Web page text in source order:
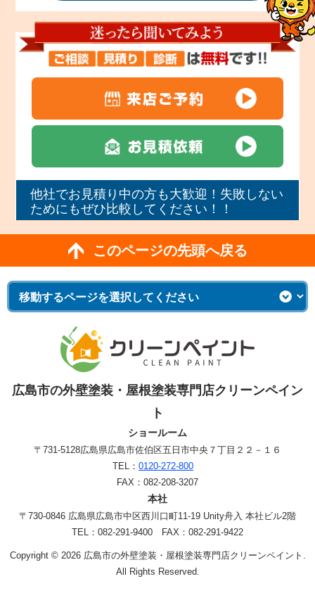
他社でお見積り中の方も大歓迎！失敗しない
ためにもぜひ比較してください！！
このページの先頭へ戻る
広島市の外壁塗装・屋根塗装専門店クリーンペイン
ト
ショールーム
〒731-5128広島県広島市佐伯区五日市中央７丁目２２－１６
TEL： 0120-272-800
FAX：082-208-3207
本社
〒730-0846 広島県広島市中区西川口町11-19 Unity舟入 本社ビル2階
TEL：082-291-9400 FAX：082-291-9422
Copyright © 2026 広島市の外壁塗装・屋根塗装専門店クリーンペイント.
All Rights Reserved.